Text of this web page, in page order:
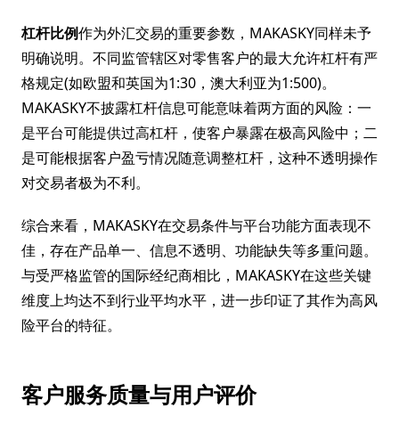
杠杆比例作为外汇交易的重要参数，MAKASKY同样未予
明确说明。不同监管辖区对零售客户的最大允许杠杆有严
格规定(如欧盟和英国为1:30，澳大利亚为1:500)。
MAKASKY不披露杠杆信息可能意味着两方面的风险：一
是平台可能提供过高杠杆，使客户暴露在极高风险中；二
是可能根据客户盈亏情况随意调整杠杆，这种不透明操作
对交易者极为不利。
综合来看，MAKASKY在交易条件与平台功能方面表现不
佳，存在产品单一、信息不透明、功能缺失等多重问题。
与受严格监管的国际经纪商相比，MAKASKY在这些关键
维度上均达不到行业平均水平，进一步印证了其作为高风
险平台的特征。
客户服务质量与用户评价